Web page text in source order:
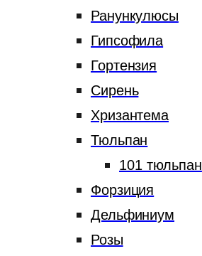
Ранункулюсы
Гипсофила
Гортензия
Сирень
Хризантема
Тюльпан
101 тюльпан
Форзиция
Дельфиниум
Розы